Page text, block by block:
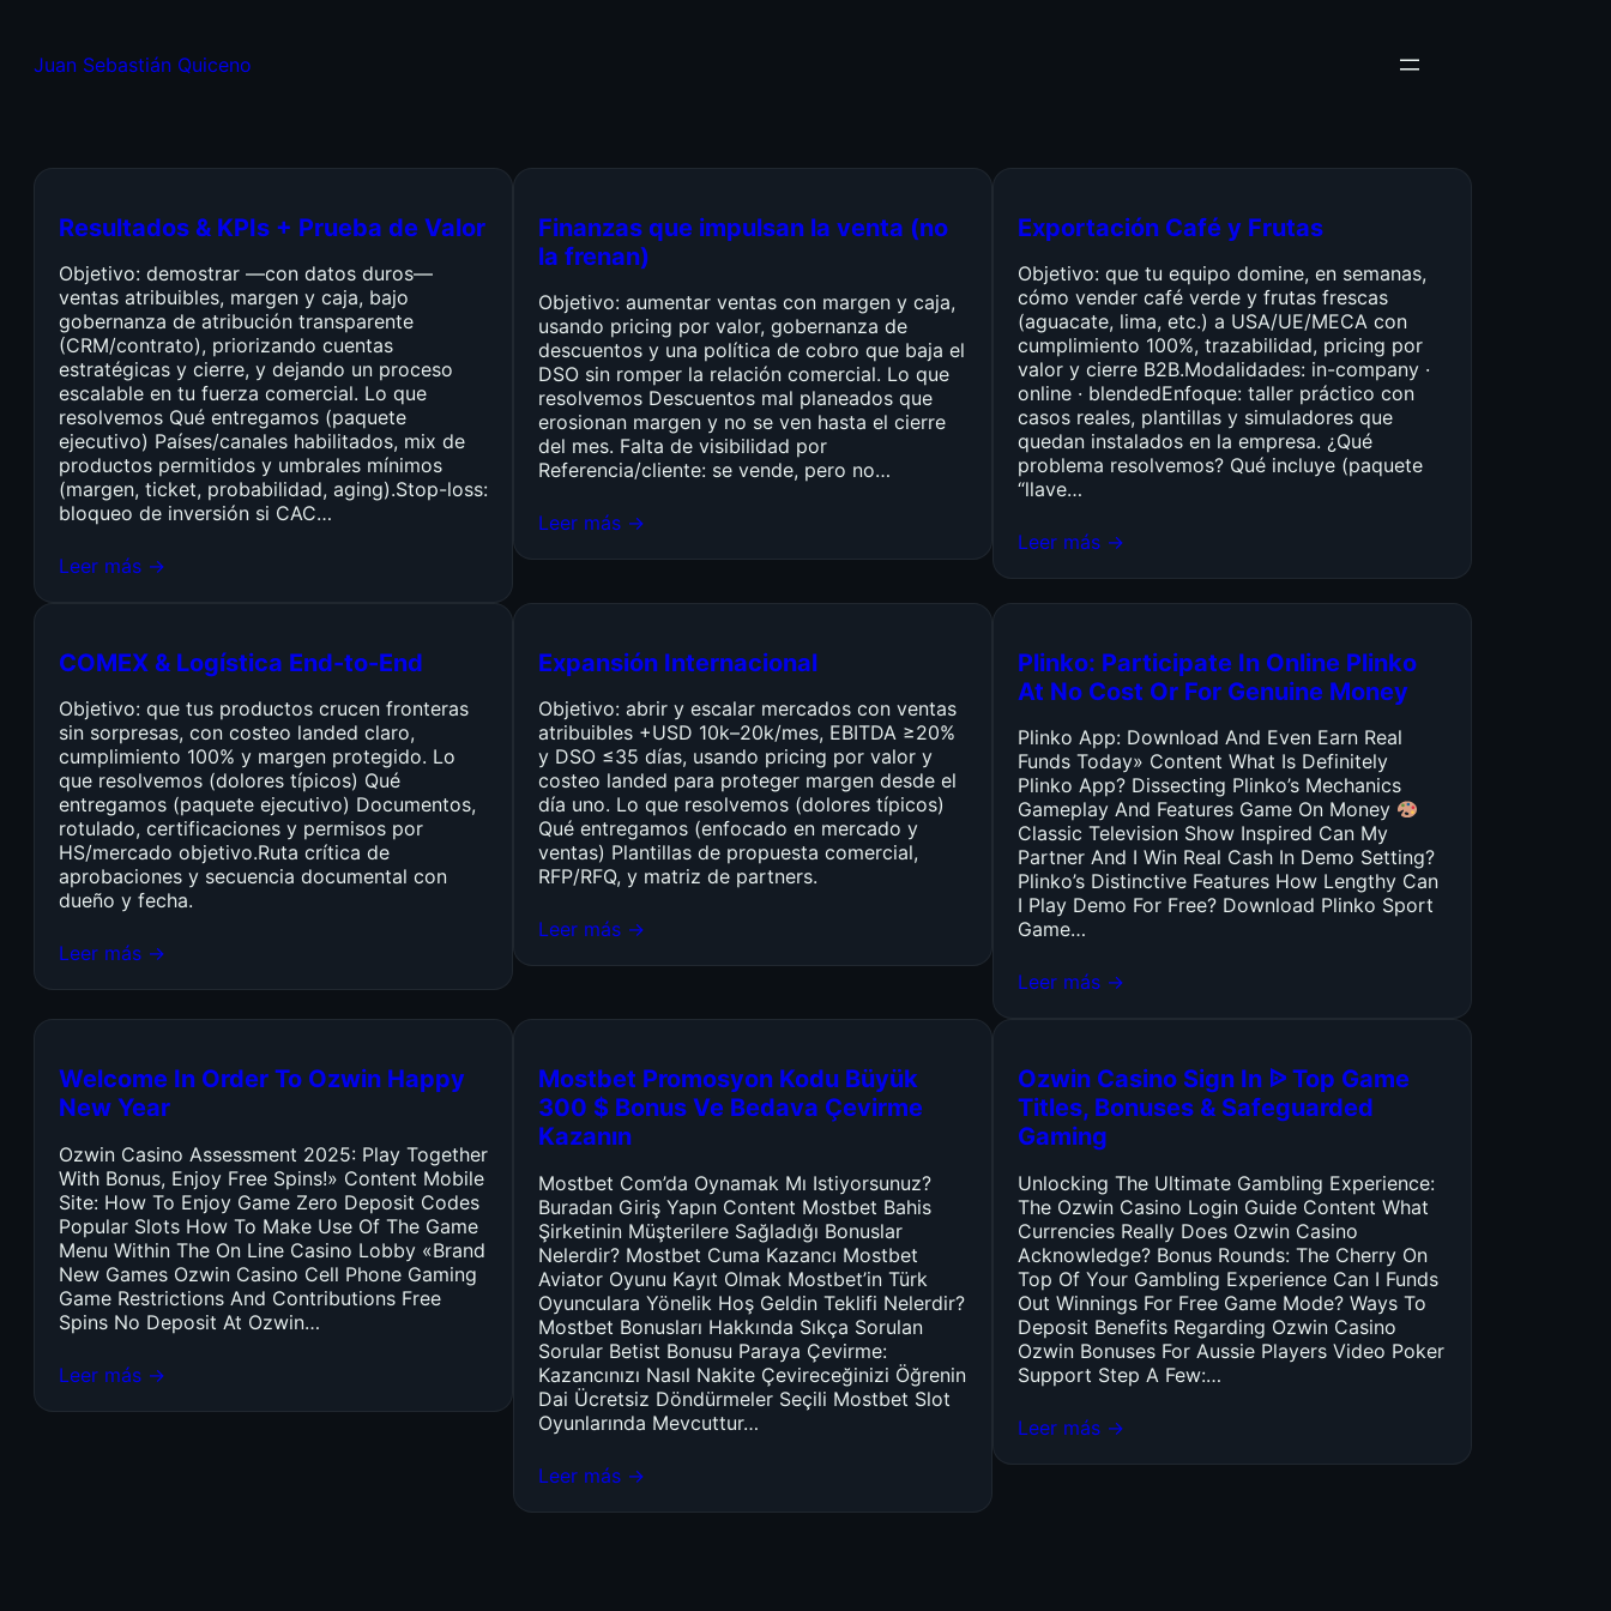
Juan Sebastián Quiceno
Resultados & KPIs + Prueba de Valor
Objetivo: demostrar —con datos duros—
ventas atribuibles, margen y caja, bajo
gobernanza de atribución transparente
(CRM/contrato), priorizando cuentas
estratégicas y cierre, y dejando un proceso
escalable en tu fuerza comercial. Lo que
resolvemos Qué entregamos (paquete
ejecutivo) Países/canales habilitados, mix de
productos permitidos y umbrales mínimos
(margen, ticket, probabilidad, aging).Stop-loss:
bloqueo de inversión si CAC…
Leer más →
Finanzas que impulsan la venta (no
la frenan)
Objetivo: aumentar ventas con margen y caja,
usando pricing por valor, gobernanza de
descuentos y una política de cobro que baja el
DSO sin romper la relación comercial. Lo que
resolvemos Descuentos mal planeados que
erosionan margen y no se ven hasta el cierre
del mes. Falta de visibilidad por
Referencia/cliente: se vende, pero no…
Leer más →
Exportación Café y Frutas
Objetivo: que tu equipo domine, en semanas,
cómo vender café verde y frutas frescas
(aguacate, lima, etc.) a USA/UE/MECA con
cumplimiento 100%, trazabilidad, pricing por
valor y cierre B2B.Modalidades: in-company ·
online · blendedEnfoque: taller práctico con
casos reales, plantillas y simuladores que
quedan instalados en la empresa. ¿Qué
problema resolvemos? Qué incluye (paquete
“llave…
Leer más →
COMEX & Logística End-to-End
Objetivo: que tus productos crucen fronteras
sin sorpresas, con costeo landed claro,
cumplimiento 100% y margen protegido. Lo
que resolvemos (dolores típicos) Qué
entregamos (paquete ejecutivo) Documentos,
rotulado, certificaciones y permisos por
HS/mercado objetivo.Ruta crítica de
aprobaciones y secuencia documental con
dueño y fecha.
Leer más →
Expansión Internacional
Objetivo: abrir y escalar mercados con ventas
atribuibles +USD 10k–20k/mes, EBITDA ≥20%
y DSO ≤35 días, usando pricing por valor y
costeo landed para proteger margen desde el
día uno. Lo que resolvemos (dolores típicos)
Qué entregamos (enfocado en mercado y
ventas) Plantillas de propuesta comercial,
RFP/RFQ, y matriz de partners.
Leer más →
Plinko: Participate In Online Plinko
At No Cost Or For Genuine Money
Plinko App: Download And Even Earn Real
Funds Today» Content What Is Definitely
Plinko App? Dissecting Plinko’s Mechanics
Gameplay And Features Game On Money
Classic Television Show Inspired Can My
Partner And I Win Real Cash In Demo Setting?
Plinko’s Distinctive Features How Lengthy Can
I Play Demo For Free? Download Plinko Sport
Game…
Leer más →
Welcome In Order To Ozwin Happy
New Year
Ozwin Casino Assessment 2025: Play Together
With Bonus, Enjoy Free Spins!» Content Mobile
Site: How To Enjoy Game Zero Deposit Codes
Popular Slots How To Make Use Of The Game
Menu Within The On Line Casino Lobby «Brand
New Games Ozwin Casino Cell Phone Gaming
Game Restrictions And Contributions Free
Spins No Deposit At Ozwin…
Leer más →
Mostbet Promosyon Kodu Büyük
300 $ Bonus Ve Bedava Çevirme
Kazanın
Mostbet Com’da Oynamak Mı Istiyorsunuz?
Buradan Giriş Yapın Content Mostbet Bahis
Şirketinin Müşterilere Sağladığı Bonuslar
Nelerdir? Mostbet Cuma Kazancı Mostbet
Aviator Oyunu Kayıt Olmak Mostbet’in Türk
Oyunculara Yönelik Hoş Geldin Teklifi Nelerdir?
Mostbet Bonusları Hakkında Sıkça Sorulan
Sorular Betist Bonusu Paraya Çevirme:
Kazancınızı Nasıl Nakite Çevireceğinizi Öğrenin
Dai Ücretsiz Döndürmeler Seçili Mostbet Slot
Oyunlarında Mevcuttur…
Leer más →
Ozwin Casino Sign In ᐉ Top Game
Titles, Bonuses & Safeguarded
Gaming
Unlocking The Ultimate Gambling Experience:
The Ozwin Casino Login Guide Content What
Currencies Really Does Ozwin Casino
Acknowledge? Bonus Rounds: The Cherry On
Top Of Your Gambling Experience Can I Funds
Out Winnings For Free Game Mode? Ways To
Deposit Benefits Regarding Ozwin Casino
Ozwin Bonuses For Aussie Players Video Poker
Support Step A Few:…
Leer más →